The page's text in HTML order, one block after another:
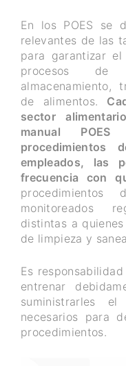
En los POES se
relevantes de las
para garantizar
procesos de
almacenamiento,
de alimentos.
sector
manual
procedimientos
empleados, las
frecuencia con
monitoreados
distintas a
de limpieza y
Es
entrenar
suministrarles
necesarios para
procedimientos.